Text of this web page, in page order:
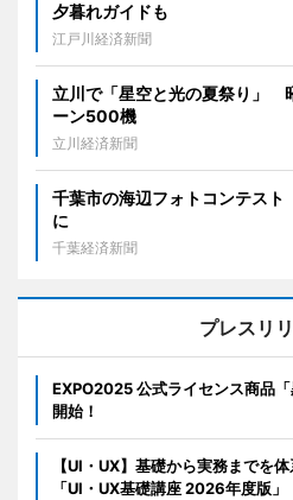
夕暮れガイドも
江戸川経済新聞
立川で「星空と光の夏祭り」
ーン500機
立川経済新聞
千葉市の海辺フォトコンテス
に
千葉経済新聞
プレスリ
EXPO2025 公式ライセンス商品
開始！
【UI・UX】基礎から実務までを
「UI・UX基礎講座 2026年度版